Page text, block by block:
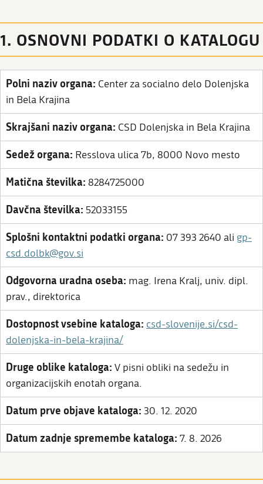
1. OSNOVNI PODATKI O KATALOGU
Polni naziv organa: Center za socialno delo Dolenjska
in Bela Krajina
Skrajšani naziv organa: CSD Dolenjska in Bela Krajina
Sedež organa: Resslova ulica 7b, 8000 Novo mesto
Matična številka: 8284725000
Davčna številka: 52033155
Splošni kontaktni podatki organa: 07 393 2640 ali gp-
csd.dolbk@gov.si
Odgovorna uradna oseba: mag. Irena Kralj, univ. dipl.
prav., direktorica
Dostopnost vsebine kataloga: csd-slovenije.si/csd-
dolenjska-in-bela-krajina/
Druge oblike kataloga: V pisni obliki na sedežu in
organizacijskih enotah organa.
Datum prve objave kataloga: 30. 12. 2020
Datum zadnje spremembe kataloga: 7. 8. 2026